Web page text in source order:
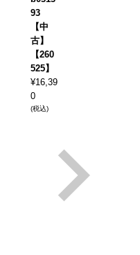
93
【中
古】
【260
525】
¥16,39
0
(税込)